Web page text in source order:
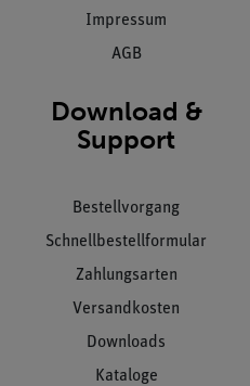
Impressum
AGB
Download &
Support
Bestellvorgang
Schnellbestellformular
Zahlungsarten
Versandkosten
Downloads
Kataloge